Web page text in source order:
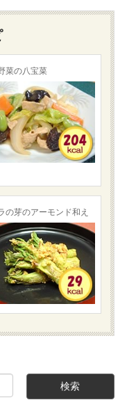
菜の八宝菜
の芽のアーモンド和え